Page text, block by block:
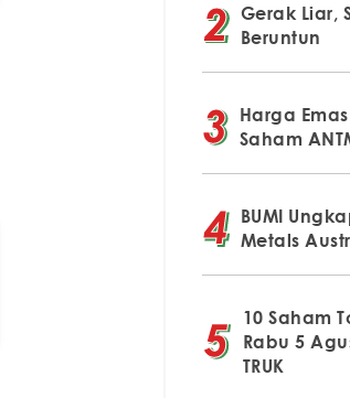
Gerak Liar,
Beruntun
Harga
Saham
BUMI
Metals
10 Saham
Rabu 5
TRUK